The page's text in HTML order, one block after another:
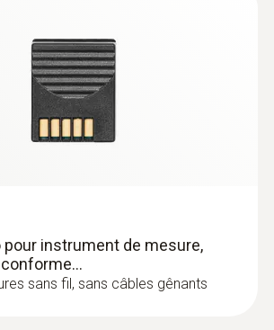
faible : temps de réponse
des résultats de mesure
pour instrument de mesure,
sans fil, sans câbles gênants